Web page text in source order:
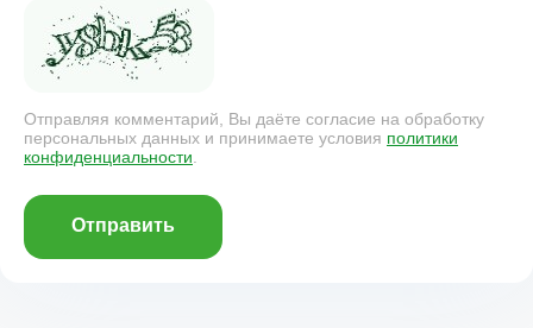
Отправляя комментарий, Вы даёте согласие на обработку
персональных данных и принимаете условия политики
конфиденциальности.
Отправить